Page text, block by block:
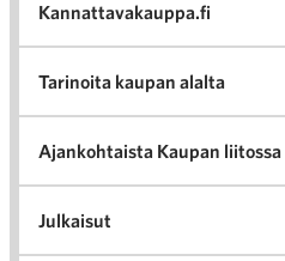
Kannattavakauppa.fi
Tarinoita kaupan alalta
Ajankohtaista Kaupan liitossa
Julkaisut